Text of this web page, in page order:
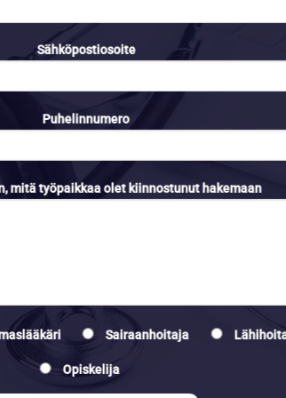
Sähköpostiosoite
Puhelinnumero
mitä työpaikkaa olet kiinnostunut hakemaan
Sairaanhoitaja
Opiskelija